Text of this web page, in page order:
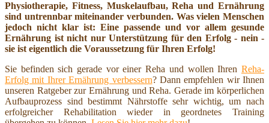
Physiotherapie, Fitness, Muskelaufbau, Reha und Ernährung
sind untrennbar miteinander verbunden. Was vielen Menschen
jedoch nicht klar ist: Eine passende und vor allem gesunde
Ernährung ist nicht nur Unterstützung für den Erfolg - nein -
sie ist eigentlich die Voraussetzung für Ihren Erfolg!
Sie befinden sich gerade vor einer Reha und wollen Ihren Reha-
Erfolg mit Ihrer Ernährung verbessern? Dann empfehlen wir Ihnen
unseren Ratgeber zur Ernährung und Reha. Gerade im körperlichen
Aufbauprozess sind bestimmt Nährstoffe sehr wichtig, um nach
erfolgreicher Rehabilitation wieder in geordnetes Training